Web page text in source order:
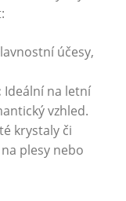
účesy,
Ideální na letní
vzhled.
⁣krystaly či
plesy​ nebo